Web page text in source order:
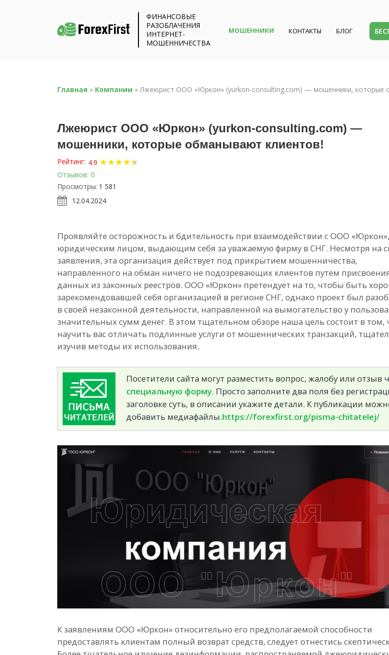
ФИНАНСОВЫЕ
РАЗОБЛАЧЕНИЯ
ИНТЕРНЕТ-
МОШЕННИЧЕСТВА
МОШЕННИКИ КОНТАКТЫ БЛОГ
Главная » Компании »Лжеюрист ООО «Юркон» (yurkon-consulting.com) — мошенники, которые
Лжеюрист ООО «Юркон» (yurkon-consulting.com) —
мошенники, которые обманывают клиентов!
Рейтинг: 4.9 ★★★★★
★
Отзывов: 0
Просмотры: 1 581
12.04.2024
Проявляйте осторожность и бдительность при взаимодействии с ООО «Юркон»,
юридическим лицом, выдающим себя за уважаемую фирму в СНГ. Несмотря на
заявления, эта организация действует под прикрытием мошенничества,
направленного на обман ничего не подозревающих клиентов путем
данных из законных реестров. ООО «Юркон» претендует на то, чтобы быть
зарекомендовавшей себя организацией в регионе СНГ, однако проект был
в своей незаконной деятельности, направленной на вымогательство у
значительных сумм денег. В этом тщательном обзоре наша цель состоит в том,
научить вас отличать подлинные услуги от мошеннических транзакций,
изучив методы их использования.
Посетители сайта могут разместить вопрос, жалобу или отзыв
специальную форму. Просто заполните два поля без
заголовке суть, в описании укажите детали. К публикации
добавить медиафайлы.https://forexfirst.org/pisma-chitatelej/
К заявлениям ООО «Юркон» относительно его предполагаемой способности
предоставлять клиентам полный возврат средств, следует отнестись